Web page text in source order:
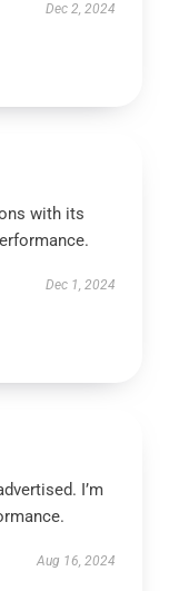
Dec 2, 2024
with its
Dec 1, 2024
I’m
Aug 16, 2024